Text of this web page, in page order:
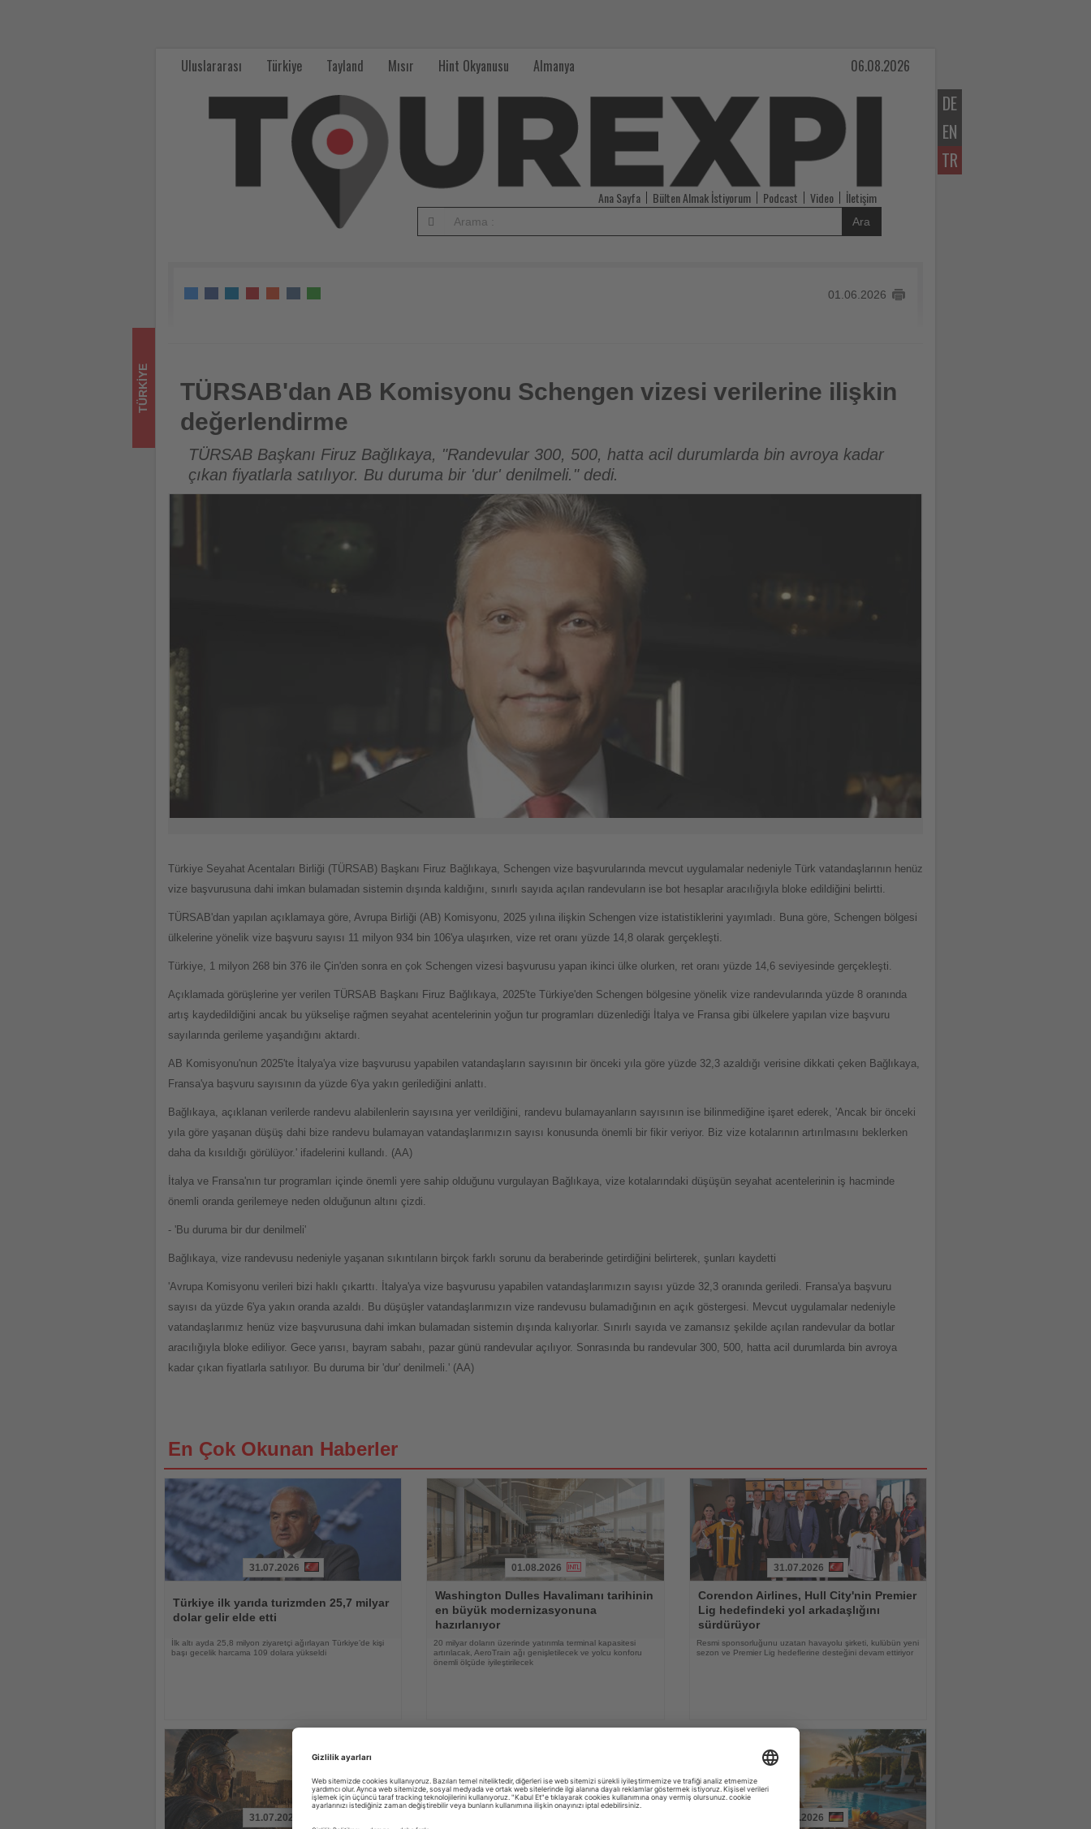
DE
EN
TR
Uluslararası Türkiye Tayland Mısır Hint Okyanusu Almanya 06.08.2026
Ana Sayfa Bülten Almak İstiyorum Podcast Video İletişim
Ara
01.06.2026
TÜRSAB'dan AB Komisyonu Schengen vizesi verilerine ilişkin değerlendirme
TÜRKIYE
TÜRSAB'dan AB Komisyonu Schengen vizesi verilerine ilişkin
değerlendirme
TÜRSAB Başkanı Firuz Bağlıkaya, "Randevular 300, 500, hatta acil durumlarda bin avroya kadar
çıkan fiyatlarla satılıyor. Bu duruma bir 'dur' denilmeli." dedi.
Türkiye Seyahat Acentaları Birliği (TÜRSAB) Başkanı Firuz Bağlıkaya, Schengen vize başvurularında mevcut uygulamalar nedeniyle Türk vatandaşlarının henüz
vize başvurusuna dahi imkan bulamadan sistemin dışında kaldığını, sınırlı sayıda açılan randevuların ise bot hesaplar aracılığıyla bloke edildiğini belirtti.
TÜRSAB'dan yapılan açıklamaya göre, Avrupa Birliği (AB) Komisyonu, 2025 yılına ilişkin Schengen vize istatistiklerini yayımladı. Buna göre, Schengen bölgesi
ülkelerine yönelik vize başvuru sayısı 11 milyon 934 bin 106'ya ulaşırken, vize ret oranı yüzde 14,8 olarak gerçekleşti.
Türkiye, 1 milyon 268 bin 376 ile Çin'den sonra en çok Schengen vizesi başvurusu yapan ikinci ülke olurken, ret oranı yüzde 14,6 seviyesinde gerçekleşti.
Açıklamada görüşlerine yer verilen TÜRSAB Başkanı Firuz Bağlıkaya, 2025'te Türkiye'den Schengen bölgesine yönelik vize randevularında yüzde 8 oranında
artış kaydedildiğini ancak bu yükselişe rağmen seyahat acentelerinin yoğun tur programları düzenlediği İtalya ve Fransa gibi ülkelere yapılan vize başvuru
sayılarında gerileme yaşandığını aktardı.
AB Komisyonu'nun 2025'te İtalya'ya vize başvurusu yapabilen vatandaşların sayısının bir önceki yıla göre yüzde 32,3 azaldığı verisine dikkati çeken Bağlıkaya,
Fransa'ya başvuru sayısının da yüzde 6'ya yakın gerilediğini anlattı.
Bağlıkaya, açıklanan verilerde randevu alabilenlerin sayısına yer verildiğini, randevu bulamayanların sayısının ise bilinmediğine işaret ederek, 'Ancak bir önceki
yıla göre yaşanan düşüş dahi bize randevu bulamayan vatandaşlarımızın sayısı konusunda önemli bir fikir veriyor. Biz vize kotalarının artırılmasını beklerken
daha da kısıldığı görülüyor.' ifadelerini kullandı. (AA)
İtalya ve Fransa'nın tur programları içinde önemli yere sahip olduğunu vurgulayan Bağlıkaya, vize kotalarındaki düşüşün seyahat acentelerinin iş hacminde
önemli oranda gerilemeye neden olduğunun altını çizdi.
- 'Bu duruma bir dur denilmeli'
Bağlıkaya, vize randevusu nedeniyle yaşanan sıkıntıların birçok farklı sorunu da beraberinde getirdiğini belirterek, şunları kaydetti
'Avrupa Komisyonu verileri bizi haklı çıkarttı. İtalya'ya vize başvurusu yapabilen vatandaşlarımızın sayısı yüzde 32,3 oranında geriledi. Fransa'ya başvuru
sayısı da yüzde 6'ya yakın oranda azaldı. Bu düşüşler vatandaşlarımızın vize randevusu bulamadığının en açık göstergesi. Mevcut uygulamalar nedeniyle
vatandaşlarımız henüz vize başvurusuna dahi imkan bulamadan sistemin dışında kalıyorlar. Sınırlı sayıda ve zamansız şekilde açılan randevular da botlar
aracılığıyla bloke ediliyor. Gece yarısı, bayram sabahı, pazar günü randevular açılıyor. Sonrasında bu randevular 300, 500, hatta acil durumlarda bin avroya
kadar çıkan fiyatlarla satılıyor. Bu duruma bir 'dur' denilmeli.' (AA)
En Çok Okunan Haberler
Oku
31.07.2026
Türkiye ilk yarıda turizmden 25,7 milyar
dolar gelir elde etti
İlk altı ayda 25,8 milyon ziyaretçi ağırlayan Türkiye’de kişi
başı gecelik harcama 109 dolara yükseldi
Oku
01.08.2026
Washington Dulles Havalimanı tarihinin
en büyük modernizasyonuna
hazırlanıyor
20 milyar doların üzerinde yatırımla terminal kapasitesi
artırılacak, AeroTrain ağı genişletilecek ve yolcu konforu
önemli ölçüde iyileştirilecek
Oku
31.07.2026
Corendon Airlines, Hull City'nin Premier
Lig hedefindeki yol arkadaşlığını
sürdürüyor
Resmi sponsorluğunu uzatan havayolu şirketi, kulübün yeni
sezon ve Premier Lig hedeflerine desteğini devam ettiriyor
31.07.2026 31.07.2026